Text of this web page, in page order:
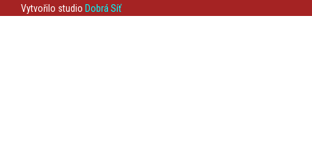
Vytvořilo studio Dobrá Síť